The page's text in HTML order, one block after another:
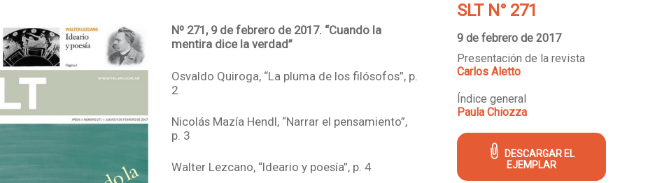
Nº 271, 9 de febrero de 2017. “Cuando la
mentira dice la verdad”
Osvaldo Quiroga, “La pluma de los filósofos”, p.
2
Nicolás Mazía Hendl, “Narrar el pensamiento”,
p. 3
Walter Lezcano, “Ideario y poesía”, p. 4
SLT N° 271
9 de febrero de 2017
Presentación de la revista
Carlos Aletto
Índice general
Paula Chiozza
DESCARGAR EL
EJEMPLAR